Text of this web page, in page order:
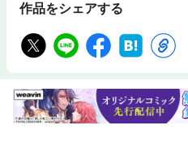
作品をシェアする